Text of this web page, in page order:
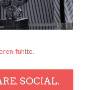
fühlte.
SOCIAL.